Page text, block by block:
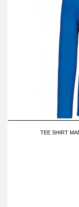
TEE SHIRT